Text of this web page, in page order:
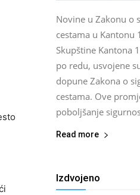
Novine u Zakonu o
cestama u Kantonu
Skupštine Kantona
po redu, usvojene
dopune Zakona o
cestama. Ove
poboljšanje
Read more
Izdvojeno